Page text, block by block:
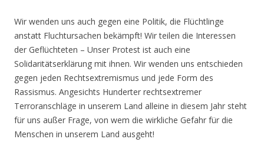
Wir wenden uns auch gegen eine Politik, die Flüchtlinge
anstatt Fluchtursachen bekämpft! Wir teilen die Interessen
der Geflüchteten – Unser Protest ist auch eine
Solidaritätserklärung mit ihnen. Wir wenden uns entschieden
gegen jeden Rechtsextremismus und jede Form des
Rassismus. Angesichts Hunderter rechtsextremer
Terroranschläge in unserem Land alleine in diesem Jahr steht
für uns außer Frage, von wem die wirkliche Gefahr für die
Menschen in unserem Land ausgeht!